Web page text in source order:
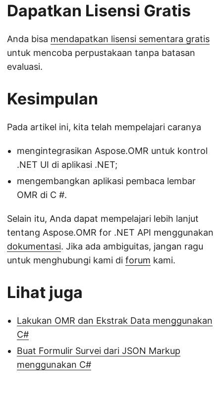
Dapatkan Lisensi Gratis
Anda bisa mendapatkan lisensi sementara gratis
untuk mencoba perpustakaan tanpa batasan
evaluasi.
Kesimpulan
Pada artikel ini, kita telah mempelajari caranya
mengintegrasikan Aspose.OMR untuk kontrol
.NET UI di aplikasi .NET;
mengembangkan aplikasi pembaca lembar
OMR di C #.
Selain itu, Anda dapat mempelajari lebih lanjut
tentang Aspose.OMR for .NET API menggunakan
dokumentasi. Jika ada ambiguitas, jangan ragu
untuk menghubungi kami di forum kami.
Lihat juga
Lakukan OMR dan Ekstrak Data menggunakan
C#
Buat Formulir Survei dari JSON Markup
menggunakan C#